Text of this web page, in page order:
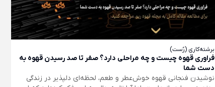
برشته‌کاری (رُست)
فراوری قهوه چیست و چه مراحلی دارد؟ صفر تا صد رسیدن قهوه به
دست شما
نوشیدن فنجانی قهوه خوش‌عطر و طعم، لحظه‌ای دلپذیر در زندگی